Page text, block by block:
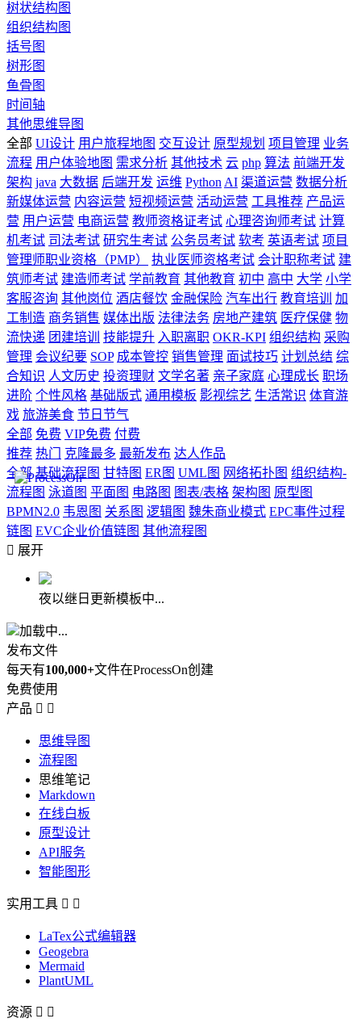
树状结构图
组织结构图
括号图
树形图
鱼骨图
时间轴
其他思维导图
全部 UI设计 用户旅程地图 交互设计 原型规划 项目管理 业务
流程 用户体验地图 需求分析 其他技术 云 php 算法 前端开发
架构 java 大数据 后端开发 运维 Python AI 渠道运营 数据分析
新媒体运营 内容运营 短视频运营 活动运营 工具推荐 产品运
营 用户运营 电商运营 教师资格证考试 心理咨询师考试 计算
机考试 司法考试 研究生考试 公务员考试 软考 英语考试 项目
管理师职业资格（PMP）
执业医师资格考试 会计职称考试 建
筑师考试 建造师考试 学前教育 其他教育 初中 高中 大学 小学
客服咨询 其他岗位 酒店餐饮 金融保险 汽车出行 教育培训
加
工制造 商务销售 媒体出版 法律法务 房地产建筑 医疗保健 物
流快递 团建培训 技能提升 入职离职 OKR-KPI 组织结构 采购
管理 会议纪要 SOP 成本管控 销售管理 面试技巧 计划总结 综
合知识 人文历史 投资理财 文学名著 亲子家庭 心理成长 职场
进阶 个性风格 基础版式 通用模板 影视综艺 生活常识 体育游
戏 旅游美食 节日节气
全部 免费 VIP免费 付费
推荐 热门 克隆最多 最新发布 达人作品
全部 基础流程图 甘特图 ER图 UML图 网络拓扑图 组织结构-
流程图 泳道图 平面图 电路图 图表/表格 架构图 原型图
BPMN2.0 韦恩图 关系图 逻辑图 魏朱商业模式 EPC事件过程
链图 EVC企业价值链图 其他流程图
 展开
夜以继日更新模板中...
加载中...
发布文件
每天有100,000+文件在ProcessOn创建
免费使用
产品  
思维导图
流程图
思维笔记
Markdown
在线白板
原型设计
API服务
智能图形
实用工具  
LaTex公式编辑器
Geogebra
Mermaid
PlantUML
资源  